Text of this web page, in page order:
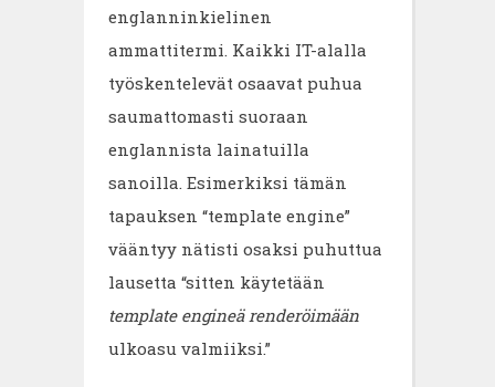
englanninkielinen
ammattitermi. Kaikki IT-alalla
työskentelevät osaavat puhua
saumattomasti suoraan
englannista lainatuilla
sanoilla. Esimerkiksi tämän
tapauksen “template engine”
vääntyy nätisti osaksi puhuttua
lausetta “sitten käytetään
template engineä renderöimään
ulkoasu valmiiksi.”